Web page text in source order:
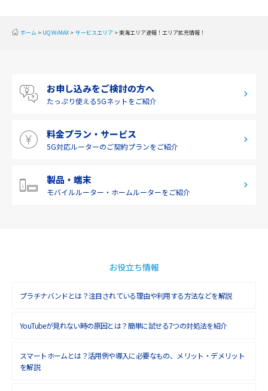
九州・沖縄
ホーム UQ WiMAX サービスエリア 東海エリア速報！エリア拡充情報！
お申し込みをご検討の方へ
たっぷり使える5Gネットをご紹介
料金プラン・サービス
5G対応ルーターのご契約プランをご紹介
製品・端末
モバイルルーター・ ホームルーターをご紹介
お役立ち情報
プラチナバンドとは？注目されている理由や利用する方法などを解説
YouTubeが見れない時の原因とは？簡単に試せる7つの対処法を紹介
スマートホームとは？活用例や導入に必要なもの、メリット・デメリット
を解説